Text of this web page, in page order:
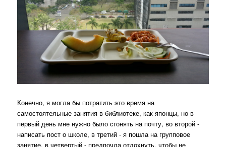
Конечно, я могла бы потратить это время на
самостоятельные занятия в библиотеке, как японцы, но в
первый день мне нужно было сгонять на почту, во второй -
написать пост о школе, в третий - я пошла на групповое
занятие, в четвертый - предпочла отдохнуть, чтобы не